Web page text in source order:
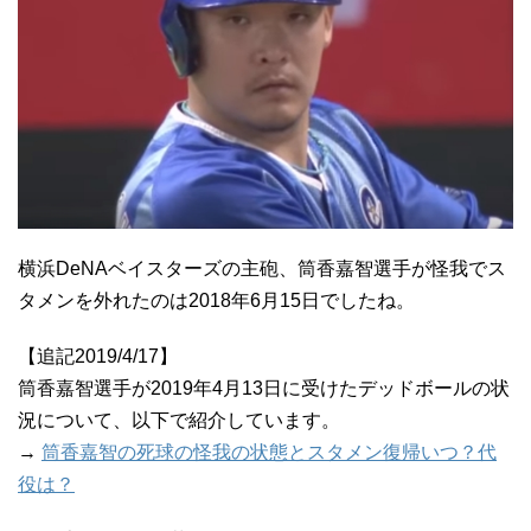
横浜DeNAベイスターズの主砲、筒香嘉智選手が怪我でス
タメンを外れたのは2018年6月15日でしたね。
【追記2019/4/17】
筒香嘉智選手が2019年4月13日に受けたデッドボールの状
況について、以下で紹介しています。
→ 筒香嘉智の死球の怪我の状態とスタメン復帰いつ？代
役は？